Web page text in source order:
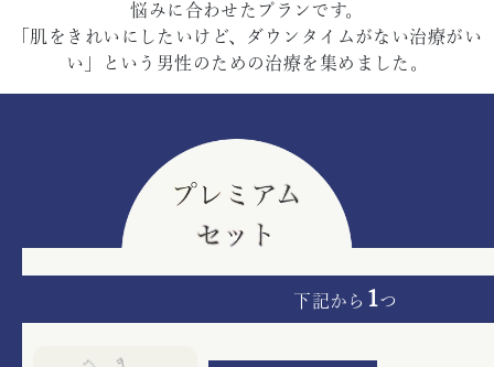
悩みに合わせたプランです。
「肌をきれいにしたいけど、ダウンタイムがない治療がい
い」という男性のための治療を集めました。
下記から 1つ